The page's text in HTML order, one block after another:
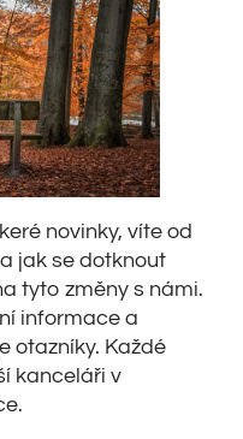
novinky, víte od
jak se dotknout
tyto změny s námi.
informace a
otazníky. Každé
kanceláři v